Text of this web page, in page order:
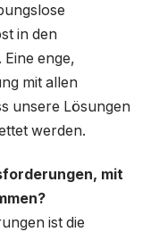
in den
enge,
mit allen
unsere Lösungen
werden.
mit
ist die